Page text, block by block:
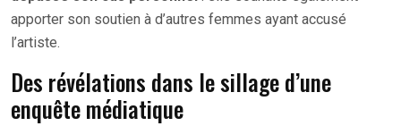
apporter son soutien à d’autres femmes ayant accusé
l’artiste.
Des révélations dans le sillage d’une
enquête médiatique